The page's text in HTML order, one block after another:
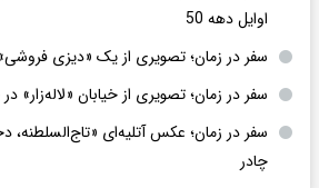
اوایل دهه 50
سفر در زمان؛ تصویری از یک «دیزی فروشی»
سفر در زمان؛ تصویری از خیابان «لاله‌زار» در حدود
سفر در زمان؛ عکس آتلیه‌ای «تاج‌السلطنه،
چادر